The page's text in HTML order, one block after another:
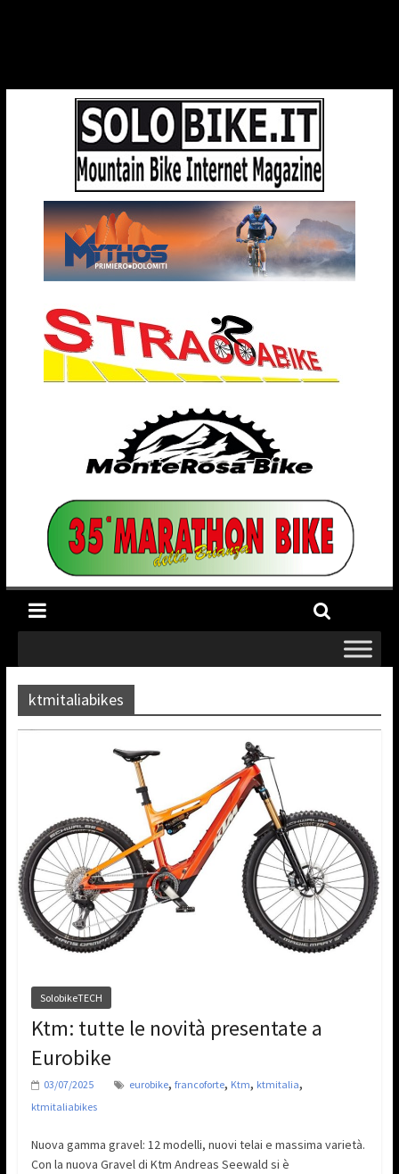
ktmitaliabikes
SolobikeTECH
Ktm: tutte le novità presentate a
Eurobike
03/07/2025 eurobike, francoforte, Ktm, ktmitalia,
ktmitaliabikes
Nuova gamma gravel: 12 modelli, nuovi telai e massima varietà.
Con la nuova Gravel di Ktm Andreas Seewald si è